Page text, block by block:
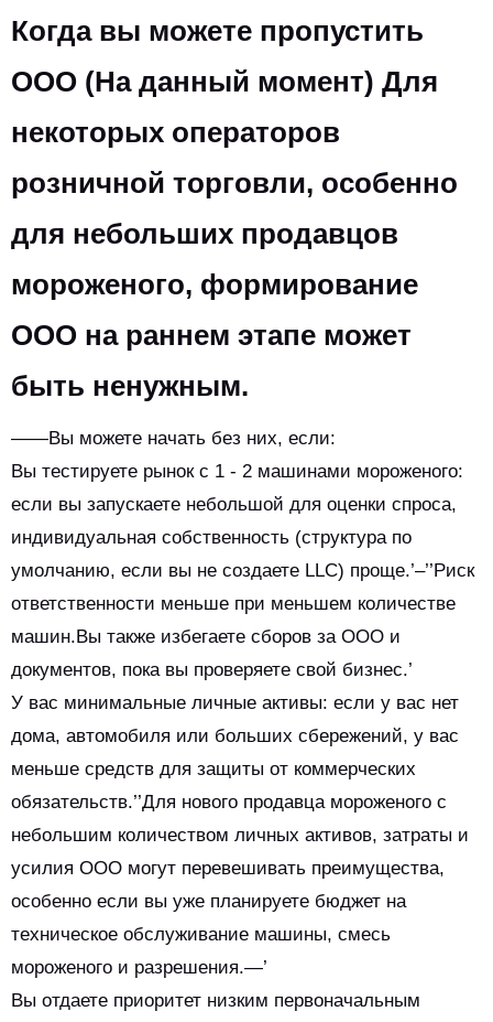
Когда вы можете пропустить
ООО (На данный момент) Для
некоторых операторов
розничной торговли, особенно
для небольших продавцов
мороженого, формирование
ООО на раннем этапе может
быть ненужным.
——Вы можете начать без них, если:
Вы тестируете рынок с 1 - 2 машинами мороженого:
если вы запускаете небольшой для оценки спроса,
индивидуальная собственность (структура по
умолчанию, если вы не создаете LLC) проще.’–’’Риск
ответственности меньше при меньшем количестве
машин.Вы также избегаете сборов за ООО и
документов, пока вы проверяете свой бизнес.’
У вас минимальные личные активы: если у вас нет
дома, автомобиля или больших сбережений, у вас
меньше средств для защиты от коммерческих
обязательств.’’Для нового продавца мороженого с
небольшим количеством личных активов, затраты и
усилия ООО могут перевешивать преимущества,
особенно если вы уже планируете бюджет на
техническое обслуживание машины, смесь
мороженого и разрешения.—’
Вы отдаете приоритет низким первоначальным